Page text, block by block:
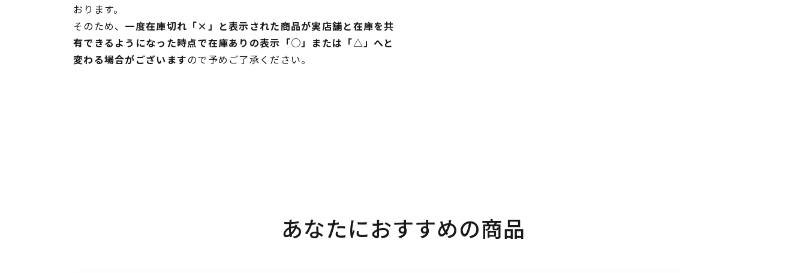
おります。
そのため、 一度在庫切れ「×」と表示された商品が実店舗と在庫を共
有できるようになった時点で在庫ありの表示「○」または「△」へと
変わる場合がございますので予めご了承ください。
あなたにおすすめの商品